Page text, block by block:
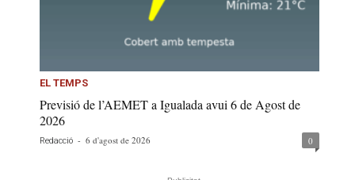
EL TEMPS
Previsió de l’AEMET a Igualada avui 6 de Agost de
2026
Redacció - 6 d'agost de 2026 0